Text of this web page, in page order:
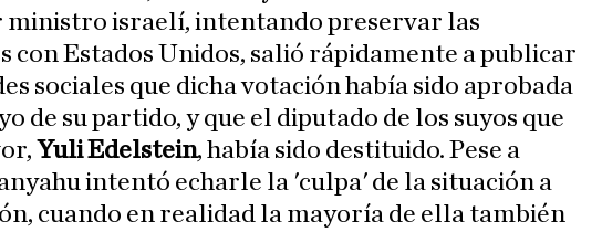
israelí, intentando preservar las
con Estados Unidos, salió rápidamente a publicar
sociales que dicha votación había sido aprobada
de su partido, y que el diputado de los suyos que
Yuli Edelstein, había sido destituido. Pese a
intentó echarle la 'culpa' de la situación a
cuando en realidad la mayoría de ella también